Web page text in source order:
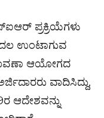
ಪ್ರಕ್ರಿಯೆಗಳು
ಉಂಟಾಗುವ
ಆಯೋಗದ
ವಾದಿಸಿದ್ದು,
ಆದೇಶವನ್ನು